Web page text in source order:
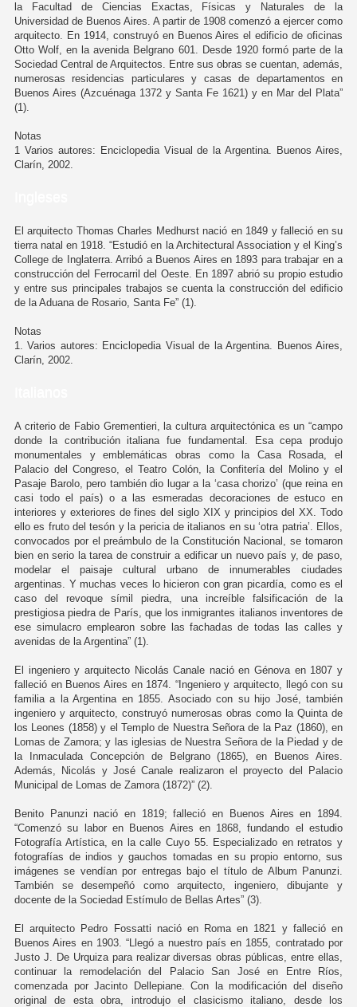
la Facultad de Ciencias Exactas, Físicas y Naturales de la
Universidad de Buenos Aires. A partir de 1908 comenzó a ejercer como
arquitecto. En 1914, construyó en Buenos Aires el edificio de oficinas
Otto Wolf, en la avenida Belgrano 601. Desde 1920 formó parte de la
Sociedad Central de Arquitectos. Entre sus obras se cuentan, además,
numerosas residencias particulares y casas de departamentos en
Buenos Aires (Azcuénaga 1372 y Santa Fe 1621) y en Mar del Plata”
(1).
Notas
1 Varios autores: Enciclopedia Visual de la Argentina. Buenos Aires,
Clarín, 2002.
El arquitecto Thomas Charles Medhurst nació en 1849 y falleció en su
tierra natal en 1918. “Estudió en la Architectural Association y el King’s
College de Inglaterra. Arribó a Buenos Aires en 1893 para trabajar en a
construcción del Ferrocarril del Oeste. En 1897 abrió su propio estudio
y entre sus principales trabajos se cuenta la construcción del edificio
de la Aduana de Rosario, Santa Fe” (1).
Notas
1. Varios autores: Enciclopedia Visual de la Argentina. Buenos Aires,
Clarín, 2002.
A criterio de Fabio Grementieri, la cultura arquitectónica es un “campo
donde la contribución italiana fue fundamental. Esa cepa produjo
monumentales y emblemáticas obras como la Casa Rosada, el
Palacio del Congreso, el Teatro Colón, la Confitería del Molino y el
Pasaje Barolo, pero también dio lugar a la ‘casa chorizo’ (que reina en
casi todo el país) o a las esmeradas decoraciones de estuco en
interiores y exteriores de fines del siglo XIX y principios del XX. Todo
ello es fruto del tesón y la pericia de italianos en su ‘otra patria’. Ellos,
convocados por el preámbulo de la Constitución Nacional, se tomaron
bien en serio la tarea de construir a edificar un nuevo país y, de paso,
modelar el paisaje cultural urbano de innumerables ciudades
argentinas. Y muchas veces lo hicieron con gran picardía, como es el
caso del revoque símil piedra, una increíble falsificación de la
prestigiosa piedra de París, que los inmigrantes italianos inventores de
ese simulacro emplearon sobre las fachadas de todas las calles y
avenidas de la Argentina” (1).
El ingeniero y arquitecto Nicolás Canale nació en Génova en 1807 y
falleció en Buenos Aires en 1874. “Ingeniero y arquitecto, llegó con su
familia a la Argentina en 1855. Asociado con su hijo José, también
ingeniero y arquitecto, construyó numerosas obras como la Quinta de
los Leones (1858) y el Templo de Nuestra Señora de la Paz (1860), en
Lomas de Zamora; y las iglesias de Nuestra Señora de la Piedad y de
la Inmaculada Concepción de Belgrano (1865), en Buenos Aires.
Además, Nicolás y José Canale realizaron el proyecto del Palacio
Municipal de Lomas de Zamora (1872)” (2).
Benito Panunzi nació en 1819; falleció en Buenos Aires en 1894.
“Comenzó su labor en Buenos Aires en 1868, fundando el estudio
Fotografía Artística, en la calle Cuyo 55. Especializado en retratos y
fotografías de indios y gauchos tomadas en su propio entorno, sus
imágenes se vendían por entregas bajo el título de Album Panunzi.
También se desempeñó como arquitecto, ingeniero, dibujante y
docente de la Sociedad Estímulo de Bellas Artes” (3).
El arquitecto Pedro Fossatti nació en Roma en 1821 y falleció en
Buenos Aires en 1903. “Llegó a nuestro país en 1855, contratado por
Justo J. De Urquiza para realizar diversas obras públicas, entre ellas,
continuar la remodelación del Palacio San José en Entre Ríos,
comenzada por Jacinto Dellepiane. Con la modificación del diseño
original de esta obra, introdujo el clasicismo italiano, desde los